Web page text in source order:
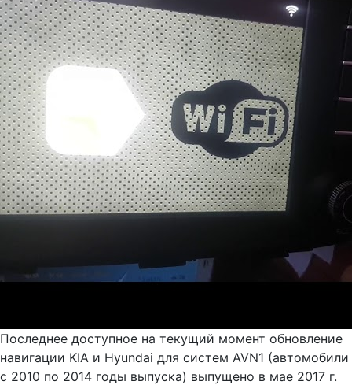
Последнее доступное на текущий момент обновление
навигации KIA и Hyundai для систем AVN1 (автомобили
с 2010 по 2014 годы выпуска) выпущено в мае 2017 г.